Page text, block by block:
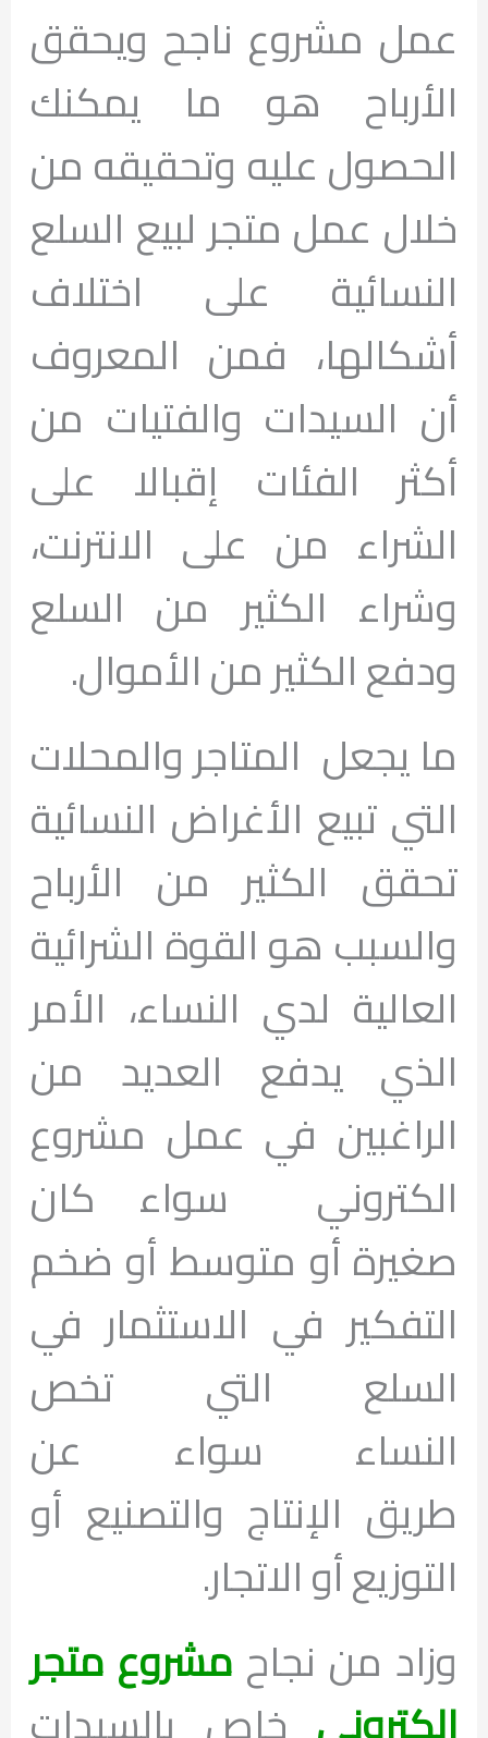
عمل مشروع ناجح ويحقق
الأرباح هو ما يمكنك
الحصول عليه وتحقيقه من
خلال عمل متجر لبيع السلع
النسائية على اختلاف
أشكالها، فمن المعروف
أن السيدات والفتيات من
أكثر الفئات إقبالا على
الشراء من على الانترنت،
وشراء الكثير من السلع
ودفع الكثير من الأموال.
ما يجعل المتاجر والمحلات
التي تبيع الأغراض النسائية
تحقق الكثير من الأرباح
والسبب هو القوة الشرائية
العالية لدي النساء، الأمر
الذي يدفع العديد من
الراغبين في عمل مشروع
الكتروني سواء كان
صغيرة أو متوسط أو ضخم
التفكير في الاستثمار في
السلع التي تخص
النساء سواء عن
طريق الإنتاج والتصنيع أو
التوزيع أو الاتجار.
وزاد من نجاح مشروع متجر